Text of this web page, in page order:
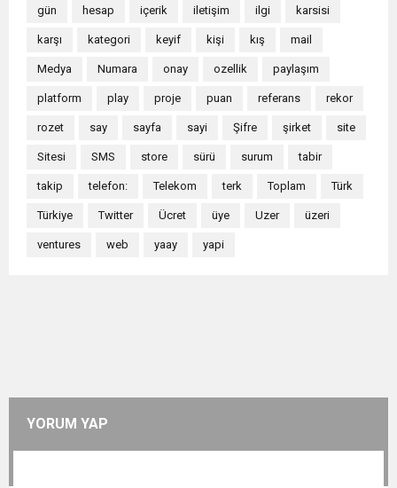
gün hesap içerik iletişim ilgi karsisi
karşı kategori keyif kişi kış mail
Medya Numara onay ozellik paylaşım
platform play proje puan referans rekor
rozet say sayfa sayi Şifre şirket site
Sitesi SMS store sürü surum tabir
takip telefon: Telekom terk Toplam Türk
Türkiye Twitter Ücret üye Uzer üzeri
ventures web yaay yapi
YORUM YAP